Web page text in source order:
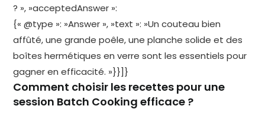
? », »acceptedAnswer »:
{« @type »: »Answer », »text »: »Un couteau bien
affûté, une grande poêle, une planche solide et des
boîtes hermétiques en verre sont les essentiels pour
gagner en efficacité. »}}]}
Comment choisir les recettes pour une
session Batch Cooking efficace ?